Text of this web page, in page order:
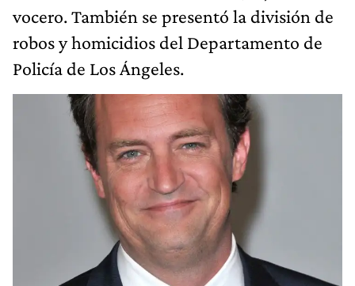
vocero. También se presentó la división de
robos y homicidios del Departamento de
Policía de Los Ángeles.